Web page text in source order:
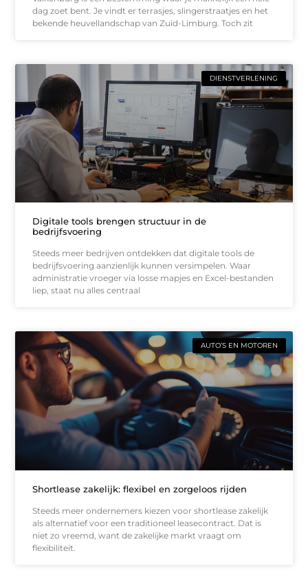
dag zoet bent. Je vindt er terrasjes, slingerstraatjes en het
bekende heuvellandschap van Zuid-Limburg. Toch zit
DIENSTVERLENING
Digitale tools brengen structuur in de
bedrijfsvoering
Steeds meer bedrijven ontdekken dat digitale tools de
bedrijfsvoering aanzienlijk kunnen versimpelen. Waar
administratie vroeger via losse mapjes en Excel-bestanden
liep, staat nu alles centraal
AUTO’S EN MOTOREN
Shortlease zakelijk: flexibel en zorgeloos rijden
Steeds meer ondernemers kiezen voor shortlease zakelijk
als alternatief voor een traditioneel leasecontract. Dat is
niet zo vreemd, want de zakelijke markt vraagt om
flexibiliteit.